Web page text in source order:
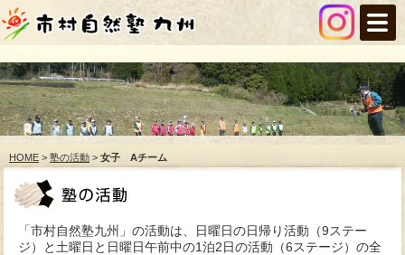
HOME > 塾の活動 > 女子 Aチーム
「市村自然塾九州」の活動は、日曜日の日帰り活動（9ステー
ジ）と土曜日と日曜日午前中の1泊2日の活動（6ステージ）の全